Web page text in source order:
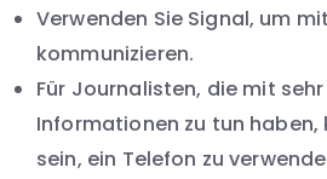
Verwenden Sie Signal, um
kommunizieren.
Für Journalisten, die mit
Informationen zu tun haben,
sein, ein Telefon zu